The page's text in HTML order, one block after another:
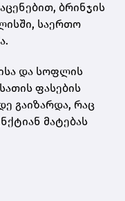
ბრინჯის
საერთო
და სოფლის
ფასების
გაიზარდა, რაც
მატებას